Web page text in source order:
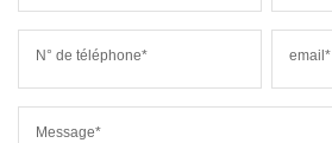
N° de téléphone* email*
Message*